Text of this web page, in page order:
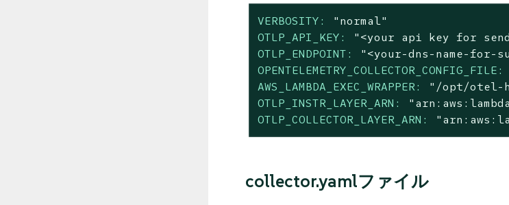
VERBOSITY:
"normal"
OTLP_API_KEY:
"<your api key for
OTLP_ENDPOINT:
"<your-dns-name-for-
OPENTELEMETRY_COLLECTOR_CONFIG_FILE:
AWS_LAMBDA_EXEC_WRAPPER:
"/opt/otel-
OTLP_INSTR_LAYER_ARN:
OTLP_COLLECTOR_LAYER_ARN:
collector.yamlファイル